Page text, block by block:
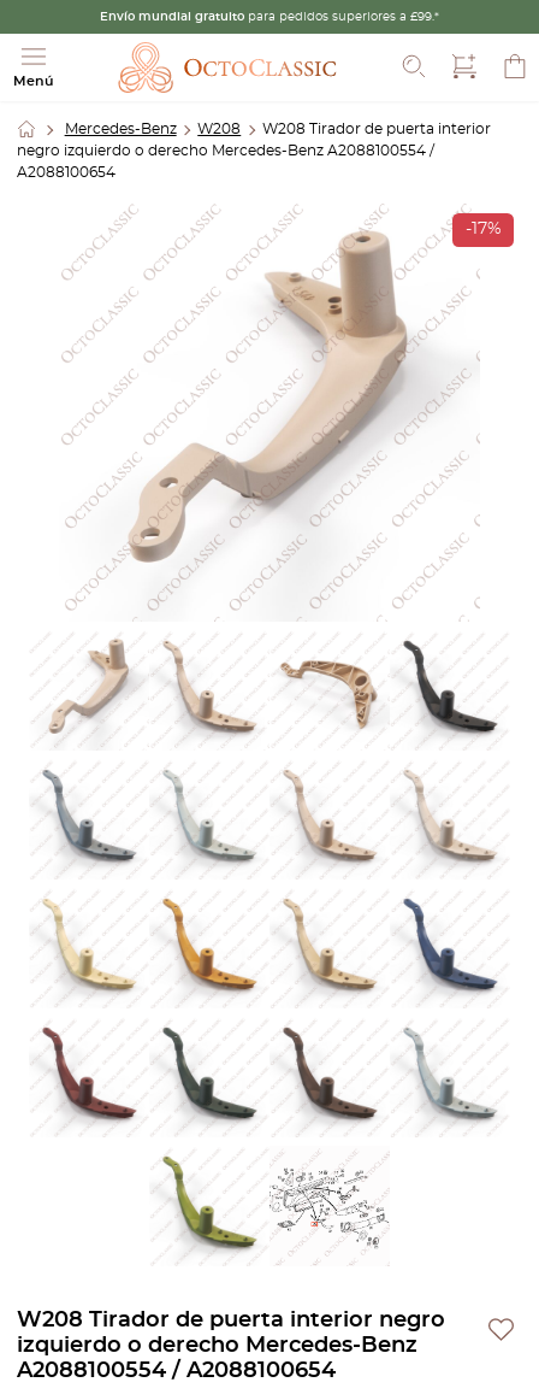
Envío mundial gratuito para pedidos superiores a £99.*
Menú
Mercedes-Benz W208
W208 Tirador de puerta interior
negro izquierdo o derecho Mercedes-Benz A2088100554 /
A2088100654
-17%
W208 Tirador de puerta interior negro
izquierdo o derecho Mercedes-Benz
A2088100554 / A2088100654